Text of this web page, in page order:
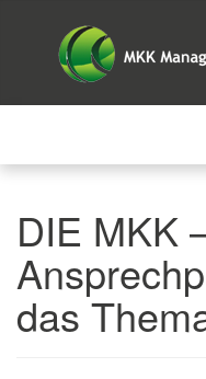
DIE MKK
das